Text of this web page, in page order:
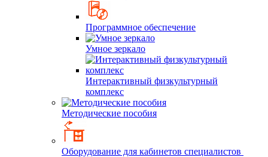
Программное обеспечение
Умное зеркало
Интерактивный физкультурный
комплекс
Методические пособия
Оборудование для кабинетов специалистов